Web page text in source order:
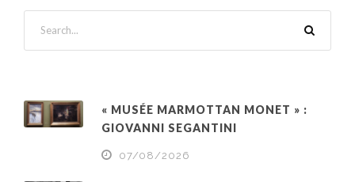
« MUSÉE MARMOTTAN MONET » :
GIOVANNI SEGANTINI
07/08/2026